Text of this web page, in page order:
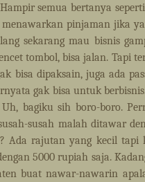
semua bertanya
pinjaman jika
sekarang mau bisnis
tombol, bisa jalan. Tapi
bisa dipaksain, juga ada
gak bisa untuk
bagiku sih boro-boro.
susah malah ditawar
Ada rajutan yang kecil tapi
5000 rupiah saja.
buat nawar-nawarin